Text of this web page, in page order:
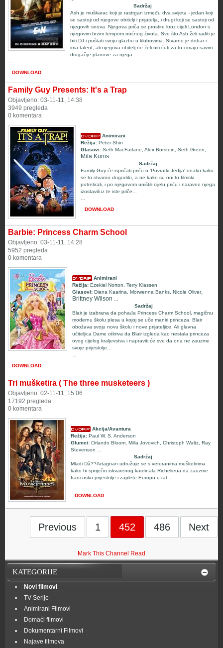
Sadržaj
Ash je muškarac koji je rastrgan između dva svijeta - jedan koji
se sastoji od njegove obitelji i prijatelja, i drugi koji se sastoji od
njegovih snova. Njegova priča se prostire kroz cijeli London s
njegovim brzim tempom noćnog života. Sve što Ash želi raditi je
biti DJ i puštati svoju glazbu u klubovima. Stvarno je dobar i
ima talent, ali njegova obitelj ne želi niti čuti za to i imaju savim
drugačije planove za njega...
...
DOWNLOAD
Family Guy Presents: It's a Trap
Objavljeno: 03-11-11, 14:38
3949 pregleda
0 komentara
Animirani
Režija: Peter Shin
Glasovi: Seth MacFarlane Alex Borstein, Seth Green,
Mila Kunis
Sadržaj
Family Guy će ispričati pričo o 'Povratki Jedija' onako kako
se to stvarno dogodilo, a ne kako su oni to filmski
potretirali, i po njegovom uništili cijelu priču i naravno njega
izostavili iz te iste priče...
...
DOWNLOAD
Barbie: Princess Charm School
Objavljeno: 03-11-11, 14:28
5952 pregleda
0 komentara
Animirani
Režija: Ezekiel Norton
Terry Klassen
Glasovi: Diana Kaarina Morwenna Banks Nicole Oliver,
Brittney Wilson
Sadržaj
Blair je izabrana da pohađa Princess Charm School, magičnu
modernu školu plesa u kojoj se uče maniri princeza. Blair
obožava svoju novu školu i nove prijateljice. Ali glavna
učiteljica Dame otkriva da Blair izgleda kao nestala princeza
ovog cijelog kraljevstva i napraviti će sve da ona ne zauzme
svoje prijestolje...
...
DOWNLOAD
Tri mušketira ( The three musketeers )
Objavljeno: 02-11-11, 15:06
17192 pregleda
0 komentara
Akcija/Avantura
Režija: Paul W. S. Anderson
Glumci: Orlando Bloom, Milla Jovovich, Christoph Waltz, Ray
Stevenson
Sadržaj
Mladi Dâ??Artagnan udružuje se s veteranima mušketirima
kako bi spriječio iskvarenog kardinala Richelieua da zauzme
francusko prijestolje i zaplete Europu u rat...
...
DOWNLOAD
Previous 1 452 486 Next
Mark This Channel Read
KATEGORIJE
Novi filmovi
TV-Serije
Animirani Filmovi
Domaći filmovi
Dokumentarni Filmovi
Najave filmova